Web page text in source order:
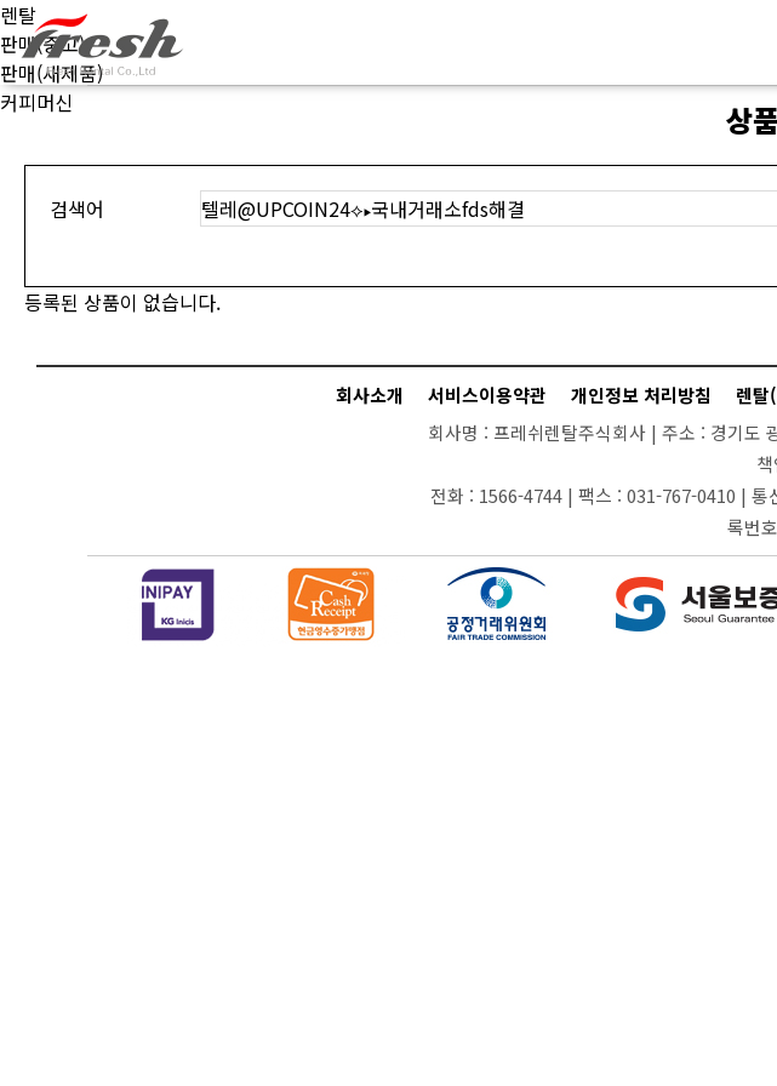
렌탈
판매(중고)
판매(새제품)
커피머신
상
검색어
등록된 상품이 없습니다.
회사소개 서비스이용약관 개인정보 처리방침 렌탈
회사명 : 프레쉬렌탈주식회사 | 주소 : 경기도
전화 : 1566-4744 | 팩스 : 031-767-0410 | 통
록번